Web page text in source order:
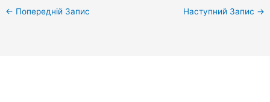
← Попередній Запис Наступний Запис →